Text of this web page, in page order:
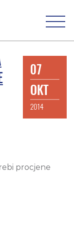
07
OKT
2014
procjene